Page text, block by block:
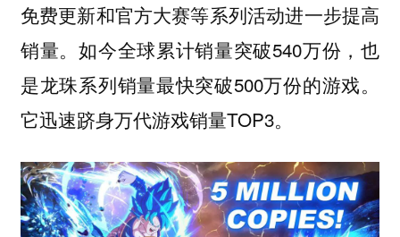
免费更新和官方大赛等系列活动进一步提高
销量。如今全球累计销量突破540万份，也
是龙珠系列销量最快突破500万份的游戏。
它迅速跻身万代游戏销量TOP3。